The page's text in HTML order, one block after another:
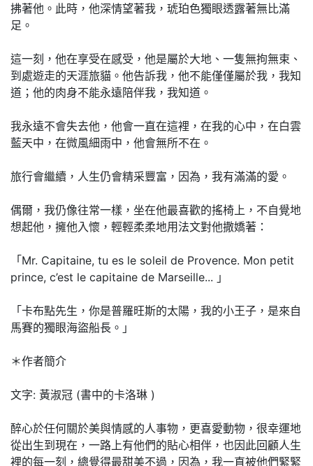
拂著他。此時，他深情望著我，琥珀色獨眼透露著無比滿
足。
這一刻，他在享受在感受，他是屬於大地、一隻無拘無束、
到處遊走的天涯旅貓。他告訴我，他不能僅僅屬於我，我知
道；他的肉身不能永遠陪伴我，我知道。
我永遠不會失去他，他會一直在這裡，在我的心中，在白雲
藍天中，在微風細雨中，他會無所不在。
旅行會繼續，人生仍會精采豐富，因為，我有滿滿的愛。
偶爾，我仍像往常一樣，坐在他最喜歡的搖椅上，不自覺地
想起他，擁他入懷，輕輕柔柔地用法文對他撒嬌著：
「Mr. Capitaine, tu es le soleil de Provence. Mon petit
prince, c’est le capitaine de Marseille... 」
「卡布點先生，你是普羅旺斯的太陽，我的小王子，是來自
馬賽的獨眼海盜船長。」
＊作者簡介
文字: 黃淑冠 (書中的卡洛琳 )
醉心於任何關於美與情感的人事物，更喜愛動物，很幸運地
從出生到現在，一路上有他們的貼心相伴，也因此回顧人生
裡的每一刻，總覺得最甜美不過，因為，我一直被他們緊緊